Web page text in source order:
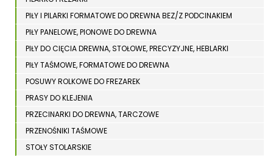
PIŁY I PILARKI FORMATOWE DO DREWNA BEZ/Z PODCINAKIEM
PIŁY PANELOWE, PIONOWE DO DREWNA
PIŁY DO CIĘCIA DREWNA, STOŁOWE, PRECYZYJNE, HEBLARKI
PIŁY TAŚMOWE, FORMATOWE DO DREWNA
POSUWY ROLKOWE DO FREZAREK
PRASY DO KLEJENIA
PRZECINARKI DO DREWNA, TARCZOWE
PRZENOŚNIKI TAŚMOWE
STOŁY STOLARSKIE